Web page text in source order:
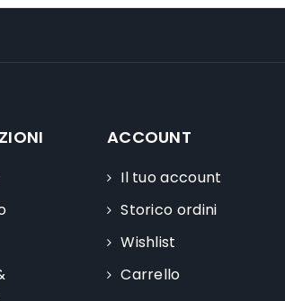
ACCOUNT
Il tuo account
Storico ordini
Wishlist
Carrello